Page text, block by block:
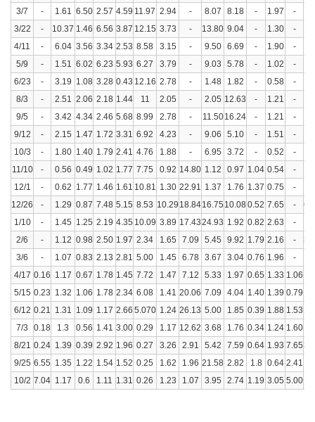
3/7
- 1.61 6.50 2.57 4.59 11.97 2.94 - 8.07 8.18 - 1.97 -
3/22
- 10.37 1.46 6.56 3.87 12.15 3.73 - 13.80 9.04 - 1.30 -
4/11
- 6.04 3.56 3.34 2.53 8.58 3.15 - 9.50 6.69 - 1.90 -
5/9
- 1.51 6.02 6.23 5.93 6.27 3.79 - 9.03 5.78 - 1.02 -
6/23
- 3.19 1.08 3.28 0.43 12.16 2.78 - 1.48 1.82 - 0.58 -
8/3
- 2.51 2.06 2.18 1.44 11 2.05 - 2.05 12.63 - 1.21 -
9/5
- 3.42 4.34 2.46 5.68 8.99 2.78 - 11.5016.24 - 1.21 -
9/12
- 2.15 1.47 1.72 3.31 6.92 4.23 - 9.06 5.10 - 1.51 -
10/3
- 1.80 1.40 1.79 2.41 4.76 1.88 - 6.95 3.72 - 0.52 -
11/10
- 0.56 0.49 1.02 1.77 7.75 0.92 14.80 1.12 0.97 1.04 0.54
-
12/1
- 0.62 1.77 1.46 1.61 10.81 1.30 22.91 1.37 1.76 1.37 0.75 -
12/26
- 1.29 0.87 7.48 5.15 8.53 10.29 18.8416.75 10.080.52 7.65 -
1/10
- 1.45 1.25 2.19 4.35 10.09 3.89 17.4324.93 1.92 0.82 2.63 -
2/6
- 1.12 0.98 2.50 1.97 2.34 1.65 7.09 5.45 9.92 1.79 2.16 -
3/6
- 1.07 0.83 2.13 2.81 5.00 1.45 6.78 3.67 3.04 0.76 1.96 -
4/17 0.16 1.17 0.67 1.78 1.45 7.72 1.47 7.12 5.33 1.97 0.65 1.33 1.06
5/15 0.23 1.32 1.06 1.78 2.34 6.08 1.41 20.06 7.09 4.04 1.40 1.39 0.79
6/12 0.21 1.31 1.09 1.17 2.66 5.070 1.24 26.13 5.00 1.85 0.39 1.88 1.53
7/3
0.18 1.3 0.56 1.41 3.00 0.29 1.17 12.62 3.68 1.76 0.34 1.24 1.60
8/21 0.24 1.39 0.39 2.92 1.96 0.27 3.26 2.91 5.42 7.59 0.64 1.93 7.65
9/25 6.55 1.35 1.22 1.54 1.52 0.25 1.62 1.96 21.58 2.82 1.8 0.64 2.41
10/2 7.04 1.17 0.6 1.11 1.31 0.26 1.23 1.07 3.95 2.74 1.19 3.05 5.00